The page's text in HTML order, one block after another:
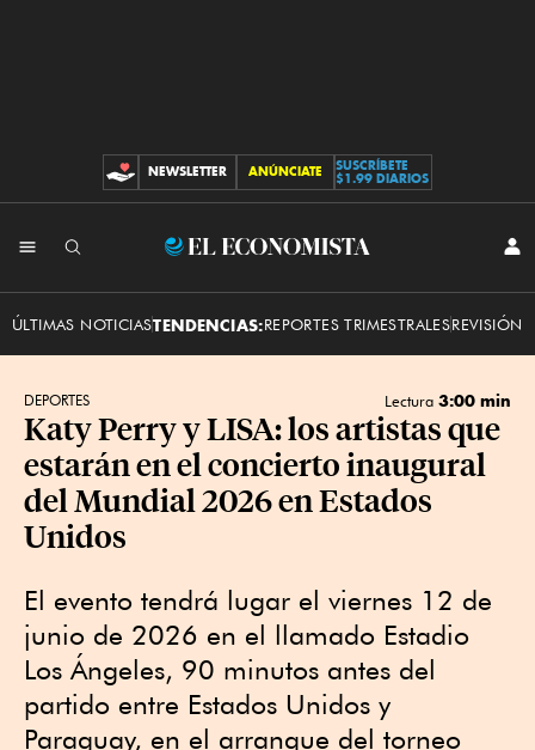
CONTRIBUCIONES
NEWSLETTER ANÚNCIATE
SUSCRÍBETE
$1.99 DIARIOS
El
ÚLTIMAS NOTICIASTENDENCIAS:REPORTES TRIMESTRALESREVISIÓN
DEPORTES Lectura 3:00 min
Katy Perry y LISA: los artistas que
estarán en el concierto inaugural
del Mundial 2026 en Estados
Unidos
El evento tendrá lugar el viernes 12 de
junio de 2026 en el llamado Estadio
Los Ángeles, 90 minutos antes del
partido entre Estados Unidos y
Paraguay, en el arranque del torneo